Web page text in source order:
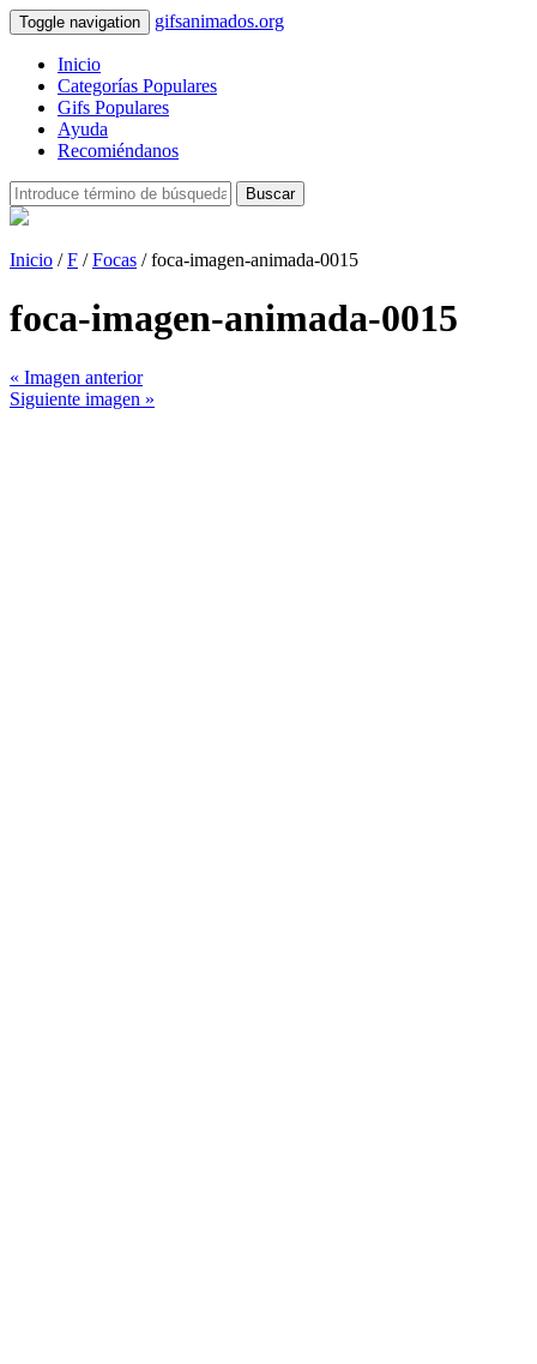
Toggle navigation gifsanimados.org
Inicio
Categorías Populares
Gifs Populares
Ayuda
Recomiéndanos
Buscar
Inicio /F /Focas / foca-imagen-animada-0015
foca-imagen-animada-0015
« Imagen anterior
Siguiente imagen »